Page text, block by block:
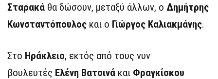
Σταρακά θα δώσουν, μεταξύ άλλων, ο Δημήτρης
Κωνσταντόπουλος και ο Γιώργος Καλιακμάνης.
Στο Ηράκλειο, εκτός από τους νυν
βουλευτές Ελένη Βατσινά και Φραγκίσκου